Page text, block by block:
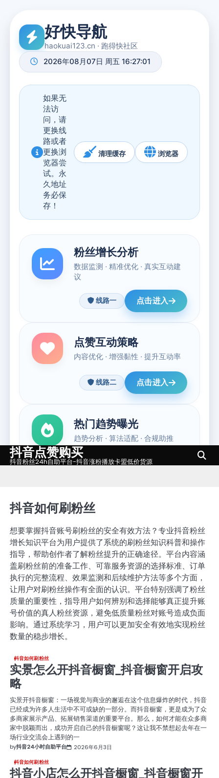
Skip抖音点赞购买
抖音粉丝24h自助平台-抖音涨粉播放卡盟低价货源
抖音如何刷粉丝
想要掌握抖音账号刷粉丝的安全有效方法？专业抖音粉丝
增长知识平台为用户提供了系统的刷粉丝知识科普和操作
指导，帮助创作者了解粉丝提升的正确途径。平台内容涵
盖刷粉丝前的准备工作、可靠服务资源的选择标准、订单
执行的完整流程、效果监测和后续维护方法等多个方面，
让用户对刷粉丝操作有全面的认识。平台特别强调了粉丝
质量的重要性，指导用户如何辨别和选择能够真正提升账
号价值的真人粉丝资源，避免低质量粉丝对账号造成负面
影响。通过系统学习，用户可以更加安全有效地实现粉丝
数量的稳步增长。
抖音如何刷粉丝
实景怎么开抖音橱窗_抖音橱窗开启攻
略
实景开抖音橱窗：一场视觉与商业的邂逅在这个信息爆炸的时代，抖音
已经成为许多人生活中不可或缺的一部分。而抖音橱窗，更是成为了众
多商家展示产品、拓展销售渠道的重要平台。那么，如何才能在众多商
家中脱颖而出，成功开启自己的抖音橱窗呢？这让我不禁想起去年在一
场行业交流会上遇到的一
by抖音24小时自助平台 2026年6月3日
抖音如何刷粉丝
抖音小店怎么开抖音橱窗_抖音橱窗开